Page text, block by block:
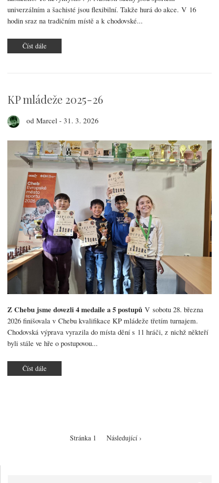
univerzálním a šachisté jsou flexibilní. Takže hurá do akce. V 16
hodin sraz na tradičním místě a k chodovské...
Číst dále
Víkendové
KP mládeže 2025-26
od Marcel - 31. 3. 2026
Z Chebu jsme dovezli 4 medaile a 5 postupů V sobotu 28. března
2026 finišovala v Chebu kvalifikace KP mládeže třetím turnajem.
Chodovská výprava vyrazila do místa dění s 11 hráči, z nichž někteří
byli stále ve hře o postupovou...
Číst dále
KP
Stránka 1 Následující
Následující ›